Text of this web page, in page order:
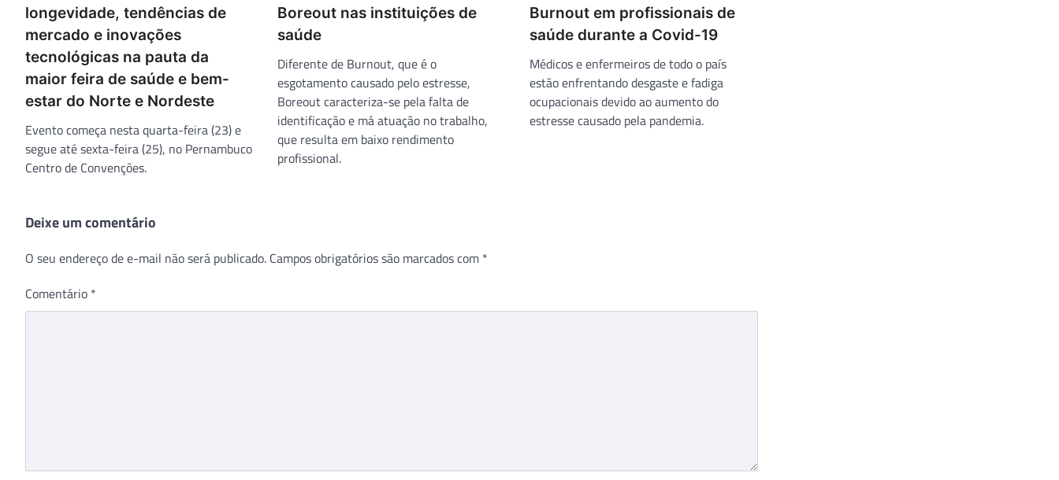
longevidade, tendências de
mercado e inovações
tecnológicas na pauta da
maior feira de saúde e bem-
estar do Norte e Nordeste
Evento começa nesta quarta-feira (23) e
segue até sexta-feira (25), no Pernambuco
Centro de Convenções.
Boreout nas instituições de
saúde
Diferente de Burnout, que é o
esgotamento causado pelo estresse,
Boreout caracteriza-se pela falta de
identificação e má atuação no trabalho,
que resulta em baixo rendimento
profissional.
Burnout em profissionais de
saúde durante a Covid-19
Médicos e enfermeiros de todo o país
estão enfrentando desgaste e fadiga
ocupacionais devido ao aumento do
estresse causado pela pandemia.
Deixe um comentário
O seu endereço de e-mail não será publicado. Campos obrigatórios são marcados com *
Comentário *